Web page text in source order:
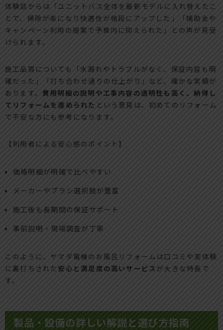
体験談からは「ユニットバス全体を最新モデルに入れ替えたこ
とで、掃除が楽になり快適性が格段にアップした」「補助金や
キャンペーン利用の提案で予算内に抑えられた」との声が見受
けられます。
施工品質についても「水漏れやトラブルがなく、保証内容も明
確だった」「打ち合わせ通りの仕上がり」など、確かな実績が
あります。 費用明細の説明や工事内容の透明性も高く、納得し
てリフォームを進められた という意見は、初めてのリフォーム
で不安な方にも参考になります。
【利用者による安心感のポイント】
価格明細が明確で比べやすい
メーカーやプラン選択肢が豊富
施工後も長期間の保証サポート
事前説明・現場調査が丁寧
このように、ヤマダ電機のお風呂リフォームは口コミや実体験
に裏打ちされた 安心と満足度の高いサービス が大きな特長で
す。
製品・設備の詳しい解説と選び方指南